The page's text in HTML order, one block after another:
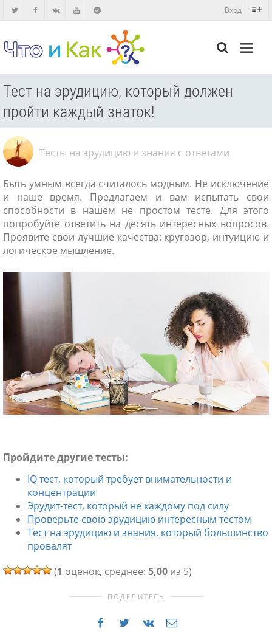
Вход
Тест на эрудицию, который должен
пройти каждый знаток!
Тесты на эрудицию и знания с ответами
Быть умным всегда считалось модным. Не исключение
и наше время. Предлагаем и вам испытать свои
способности в нашем не простом тесте. Для этого
попробуйте ответить на десять интересных вопросов.
Проявите свои лучшие качества: кругозор, интуицию и
логическое мышление.
Пройдите другие тесты:
IQ тест, который требует внимательности и
концентрации
Эрудит-тест, который не каждому под силу
Проверьте свою эрудицию интересным тестом
Тест на эрудицию и знания, который большинство
провалят
(1 оценок, среднее: 5,00 из 5)
ПОДЕЛИТЕСЬ